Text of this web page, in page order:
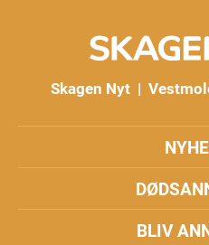
Skagen Nyt |
BLIV